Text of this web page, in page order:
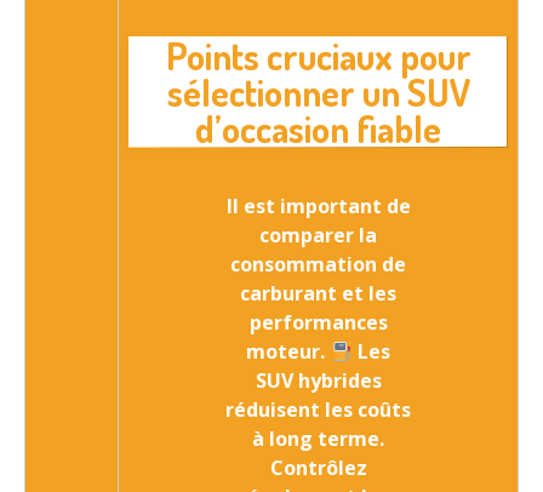
Points cruciaux pour
sélectionner un SUV
d’occasion fiable
Il est important de
comparer la
consommation de
carburant et les
performances
moteur.
Les
SUV hybrides
réduisent les coûts
à long terme.
Contrôlez